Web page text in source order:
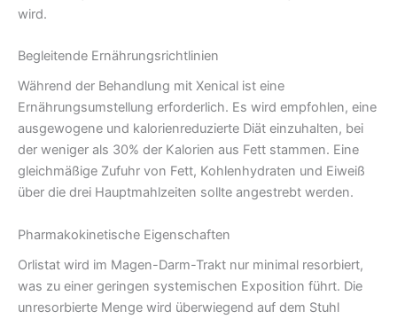
wird.
Begleitende Ernährungsrichtlinien
Während der Behandlung mit Xenical ist eine
Ernährungsumstellung erforderlich. Es wird empfohlen, eine
ausgewogene und kalorienreduzierte Diät einzuhalten, bei
der weniger als 30% der Kalorien aus Fett stammen. Eine
gleichmäßige Zufuhr von Fett, Kohlenhydraten und Eiweiß
über die drei Hauptmahlzeiten sollte angestrebt werden.
Pharmakokinetische Eigenschaften
Orlistat wird im Magen-Darm-Trakt nur minimal resorbiert,
was zu einer geringen systemischen Exposition führt. Die
unresorbierte Menge wird überwiegend auf dem Stuhl